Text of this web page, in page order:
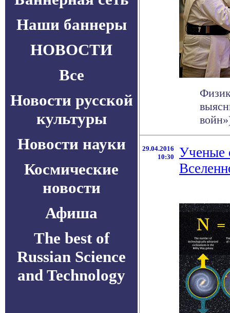
Наши баннеры
НОВОСТИ
Все
Новости русской
культуры
Новости науки
Космические
новости
Афиша
The best of
Russian Science
and Technology
29.04.2016
10:30
Ученые